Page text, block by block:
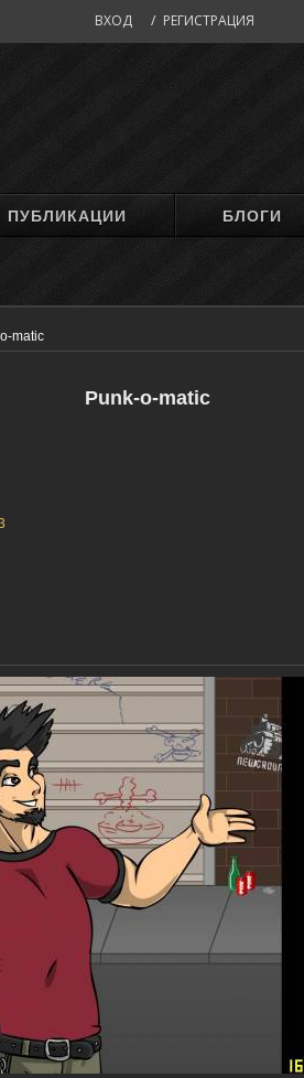
ВХОД / РЕГИСТРАЦИЯ
ПУБЛИКАЦИИ БЛОГИ
matic
Punk-o-matic